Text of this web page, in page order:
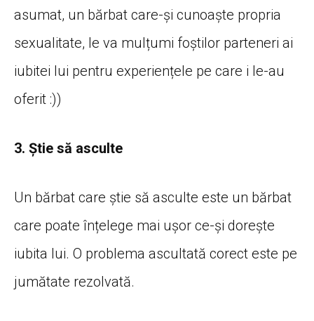
asumat, un bărbat care-și cunoaște propria
sexualitate, le va mulțumi foștilor parteneri ai
iubitei lui pentru experiențele pe care i le-au
oferit :))
3. Știe să asculte
Un bărbat care știe să asculte este un bărbat
care poate înțelege mai ușor ce-și dorește
iubita lui. O problema ascultată corect este pe
jumătate rezolvată.